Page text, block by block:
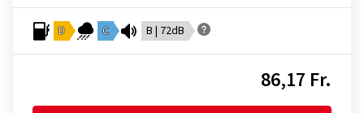
D C B | 72dB
86,17 Fr.